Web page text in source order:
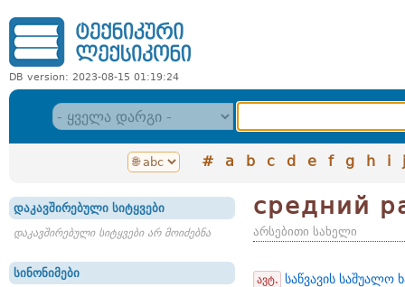
DB version: 2023-08-15 01:19:24
# a b c d e f g h i j
დაკავშირებული სიტყვები
დაკავშირებული სიტყვები არ მოიძებნა
სინონიმები
средний
არსებითი სახელი
ავტ. საწვავის საშუალო